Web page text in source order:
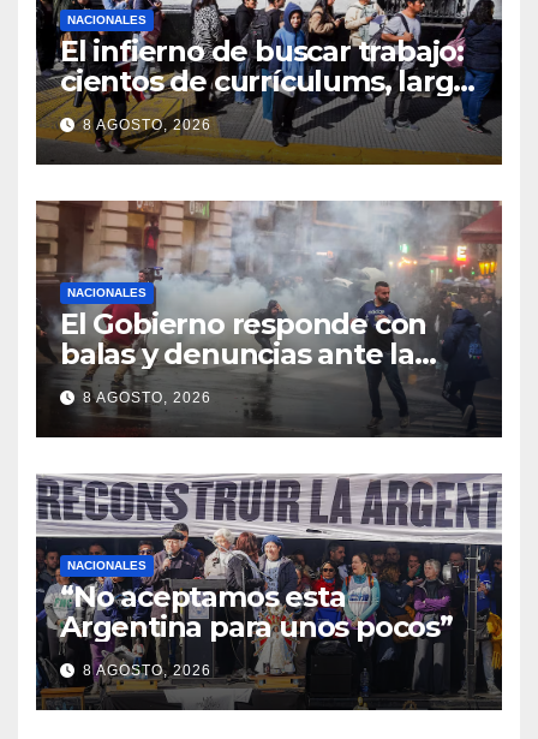
NACIONALES
El infierno de buscar trabajo:
cientos de currículums, larga
espera y menos puestos
registrados
8 AGOSTO, 2026
NACIONALES
El Gobierno responde con
balas y denuncias ante la
protesta
8 AGOSTO, 2026
NACIONALES
“No aceptamos esta
Argentina para unos pocos”
8 AGOSTO, 2026